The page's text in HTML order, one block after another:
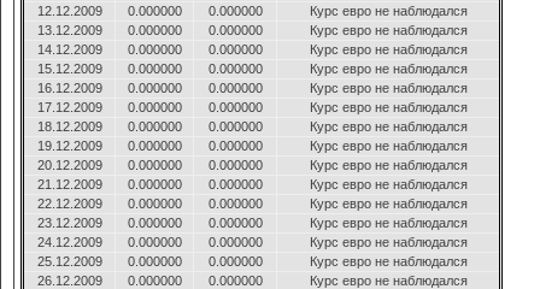
12.12.2009
0.000000 0.000000
Курс евро не наблюдался
13.12.2009
0.000000 0.000000
Курс евро не наблюдался
14.12.2009
0.000000 0.000000
Курс евро не наблюдался
15.12.2009
0.000000 0.000000
Курс евро не наблюдался
16.12.2009
0.000000 0.000000
Курс евро не наблюдался
17.12.2009
0.000000 0.000000
Курс евро не наблюдался
18.12.2009
0.000000 0.000000
Курс евро не наблюдался
19.12.2009
0.000000 0.000000
Курс евро не наблюдался
20.12.2009
0.000000 0.000000
Курс евро не наблюдался
21.12.2009
0.000000 0.000000
Курс евро не наблюдался
22.12.2009
0.000000 0.000000
Курс евро не наблюдался
23.12.2009
0.000000 0.000000
Курс евро не наблюдался
24.12.2009
0.000000 0.000000
Курс евро не наблюдался
25.12.2009
0.000000 0.000000
Курс евро не наблюдался
26.12.2009
0.000000 0.000000
Курс евро не наблюдался